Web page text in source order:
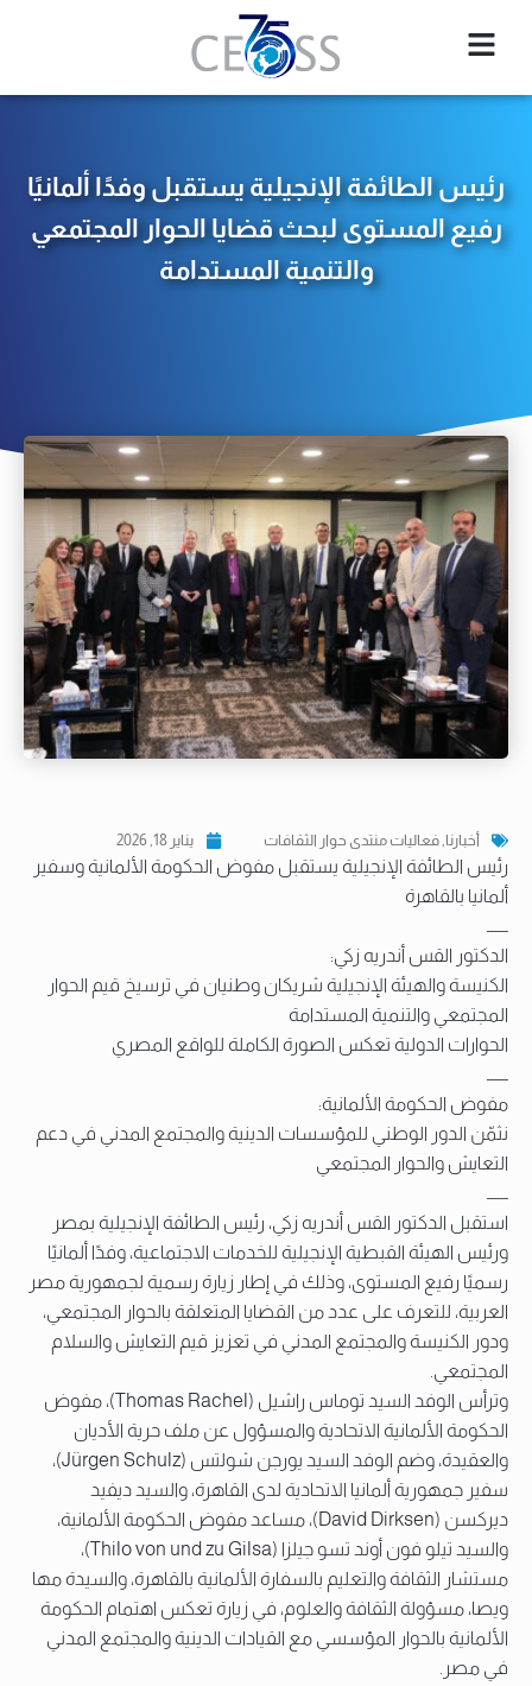
رئيس الطائفة الإنجيلية يستقبل وفدًا ألمانيًا
رفيع المستوى لبحث قضايا الحوار المجتمعي
والتنمية المستدامة
أخبارنا, فعاليات منتدى حوار الثقافات يناير 18, 2026
رئيس الطائفة الإنجيلية يستقبل مفوض الحكومة الألمانية وسفير
ألمانيا بالقاهرة
الدكتور القس أندريه زكي:
الكنيسة والهيئة الإنجيلية شريكان وطنيان في ترسيخ قيم الحوار
المجتمعي والتنمية المستدامة
الحوارات الدولية تعكس الصورة الكاملة للواقع المصري
مفوض الحكومة الألمانية:
نثمّن الدور الوطني للمؤسسات الدينية والمجتمع المدني في دعم
التعايش والحوار المجتمعي
استقبل الدكتور القس أندريه زكي، رئيس الطائفة الإنجيلية بمصر
ورئيس الهيئة القبطية الإنجيلية للخدمات الاجتماعية، وفدًا ألمانيًا
رسميًا رفيع المستوى، وذلك في إطار زيارة رسمية لجمهورية مصر
العربية، للتعرف على عدد من القضايا المتعلقة بالحوار المجتمعي،
ودور الكنيسة والمجتمع المدني في تعزيز قيم التعايش والسلام
المجتمعي.
وترأس الوفد السيد توماس راشيل (Thomas Rachel)، مفوض
الحكومة الألمانية الاتحادية والمسؤول عن ملف حرية الأديان
والعقيدة، وضم الوفد السيد يورجن شولتس (Jürgen Schulz)،
سفير جمهورية ألمانيا الاتحادية لدى القاهرة، والسيد ديفيد
ديركسن (David Dirksen)، مساعد مفوض الحكومة الألمانية،
والسيد تيلو فون أوند تسو جيلزا (Thilo von und zu Gilsa)،
مستشار الثقافة والتعليم بالسفارة الألمانية بالقاهرة، والسيدة مها
ويصا، مسؤولة الثقافة والعلوم، في زيارة تعكس اهتمام الحكومة
الألمانية بالحوار المؤسسي مع القيادات الدينية والمجتمع المدني
في مصر.